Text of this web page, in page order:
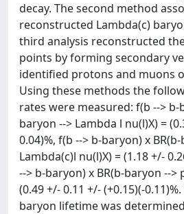
decay. The second method
reconstructed Lambda(c)
third analysis reconstructed
points by forming secondary
identified protons and muons
Using these methods the
rates were measured: f(b --> b-
baryon --> Lambda l nu(l)X) =
0.04)%, f(b --> b-baryon) x
Lambda(c)l nu(l)X) = (1.18 +/-
--> b-baryon) x BR(b-baryon -->
(0.49 +/- 0.11 +/- (+0.15)(-
baryon lifetime was